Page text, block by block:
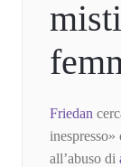
Friedan
inespresso»
all’abuso di